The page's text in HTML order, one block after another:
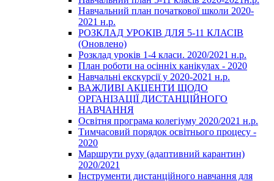
Навчальний план початкової школи 2020-
2021 н.р.
РОЗКЛАД УРОКІВ ДЛЯ 5-11 КЛАСІВ
(Оновлено)
Розклад уроків 1-4 класи. 2020/2021 н.р.
План роботи на осінніх канікулах - 2020
Навчальні екскурсії у 2020-2021 н.р.
ВАЖЛИВІ АКЦЕНТИ ЩОДО
ОРГАНІЗАЦІЇ ДИСТАНЦІЙНОГО
НАВЧАННЯ
Освітня програма колегіуму 2020/2021 н.р.
Тимчасовий порядок освітнього процесу -
2020
Маршрути руху (адаптивний карантин)
2020/2021
Інструменти дистанційного навчання для